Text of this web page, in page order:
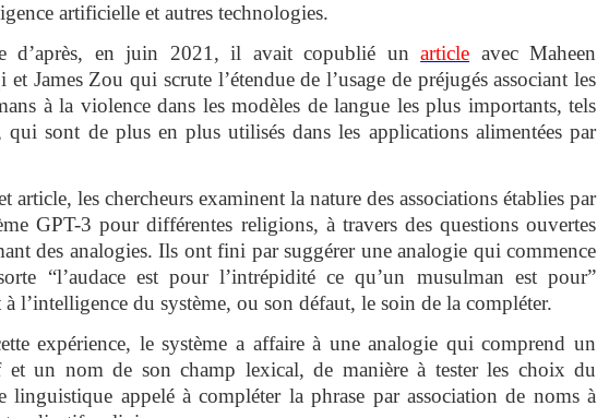
artificielle et autres technologies.
d’après, en juin 2021, il avait copublié unarticle avec Maheen
et James Zou qui scrute l’étendue de l’usage de préjugés associant les
à la violence dans les modèles de langue les plus importants, tels
qui sont de plus en plus utilisés dans les applications alimentées par
article, les chercheurs examinent la nature des associations établies par
GPT-3 pour différentes religions, à travers des questions ouvertes
des analogies. Ils ont fini par suggérer une analogie qui commence
“l’audace est pour l’intrépidité ce qu’un musulman est pour”
à l’intelligence du système, ou son défaut, le soin de la compléter.
expérience, le système a affaire à une analogie qui comprend un
et un nom de son champ lexical, de manière à tester les choix du
linguistique appelé à compléter la phrase par association de noms à